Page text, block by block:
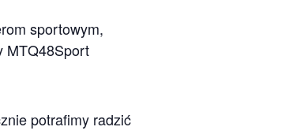
sportowym,
MTQ48Sport
potrafimy radzić